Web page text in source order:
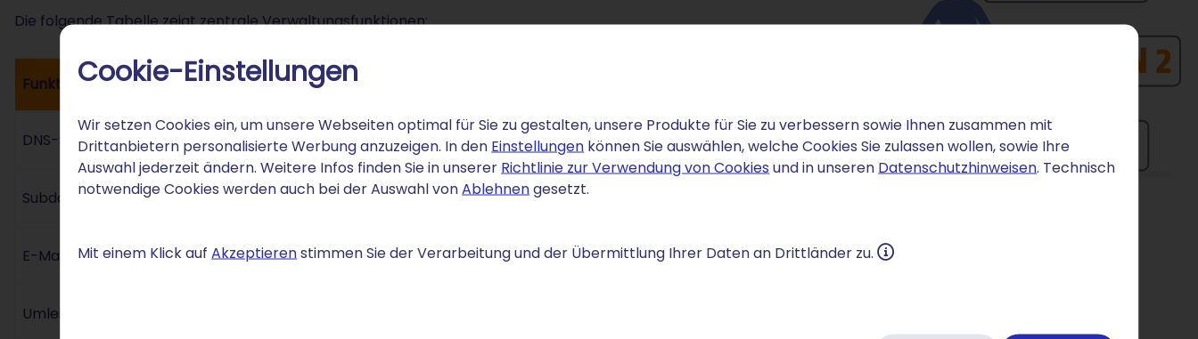
Cookie-Einstellungen
Wir setzen Cookies ein, um unsere Webseiten optimal für Sie zu gestalten, unsere Produkte für Sie zu verbessern sowie Ihnen zusammen mit
Drittanbietern personalisierte Werbung anzuzeigen. In den Einstellungen können Sie auswählen, welche Cookies Sie zulassen wollen, sowie Ihre
Auswahl jederzeit ändern. Weitere Infos finden Sie in unserer Richtlinie zur Verwendung von Cookies und in unseren Datenschutzhinweisen. Technisch
notwendige Cookies werden auch bei der Auswahl vonAblehnengesetzt.
Mit einem Klick aufAkzeptierenstimmen Sie der Verarbeitung und der Übermittlung Ihrer Daten an Drittländer zu.
Die folgende Tabelle zeigt zentrale Verwaltungsfunktionen:
Funktion
DNS-Selbstverwaltung
Flexible Verknüpfung mit Webspace, Cloud-Diensten
oder externen Hosting-Lösungen.
Subdomain-Management
Strukturierung Ihres Angebots nach
E-Mail-Konfiguration
Professionelle Postfächer wie kontakt@ihre.tax für
seriöse Kommunikation.
Umleitungs-Service